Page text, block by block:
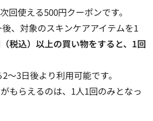
回使える500円クーポンです。
、対象のスキンケアアイテムを1
税込）以上の買い物をすると、1回
～3日後より利用可能です。
もらえるのは、1人1回のみとなっ